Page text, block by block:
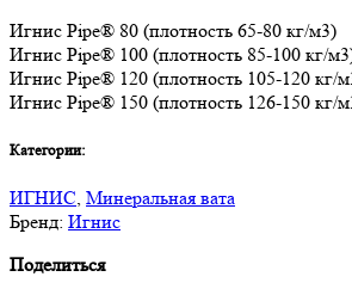
Игнис Pipe® 80 (плотность 65-80 кг/м3)
Игнис Pipe® 100 (плотность 85-100 кг/
Игнис Pipe® 120 (плотность 105-120 кг/
Игнис Pipe® 150 (плотность 126-150 кг/
Категории:
ИГНИС, Минеральная вата
Бренд: Игнис
Поделиться